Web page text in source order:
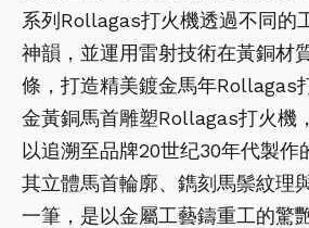
系列Rollagas打火機透過不同的
神韻，並運用雷射技術在黃銅材
條，打造精美鍍金馬年Rollagas
金黃銅馬首雕塑Rollagas打火機
以追溯至品牌20世纪30年代製作
其立體馬首輪廓、鐫刻馬鬃紋理
一筆，是以金屬工藝鑄重工的驚